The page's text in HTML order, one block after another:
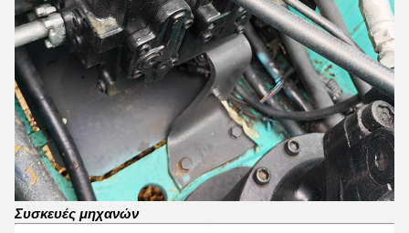
Συσκευές μηχανών